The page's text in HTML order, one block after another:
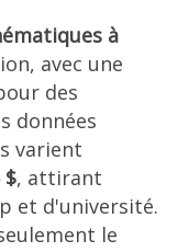
à
avec une
des
données
varient
$, attirant
et d'université.
le